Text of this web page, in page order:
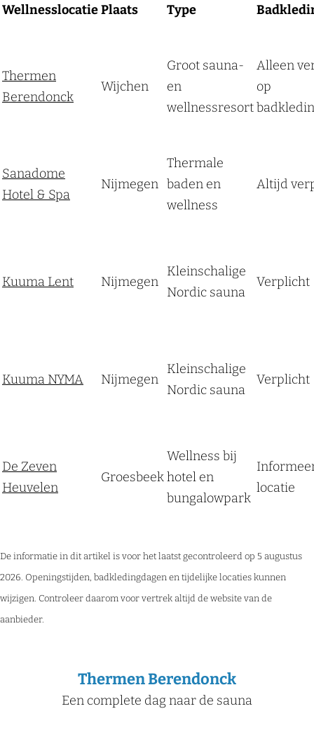
WellnesslocatiePlaats Type
Thermen
Berendonck
Wijchen
Groot sauna-
en
wellnessresort
Alleen
op
Sanadome
Hotel & Spa
Nijmegen
Thermale
baden en
wellness
Altijd
Kuuma Lent Nijmegen
Kleinschalige
Nordic sauna
Verplicht
Kuuma NYMA Nijmegen
Kleinschalige
Nordic sauna
Verplicht
De Zeven
Heuvelen
Groesbeek
Wellness bij
hotel en
bungalowpark
locatie
De informatie in dit artikel is voor het laatst gecontroleerd op 5 augustus
2026. Openingstijden, badkledingdagen en tijdelijke locaties kunnen
wijzigen. Controleer daarom voor vertrek altijd de website van de
aanbieder.
Thermen Berendonck
Een complete dag naar de sauna